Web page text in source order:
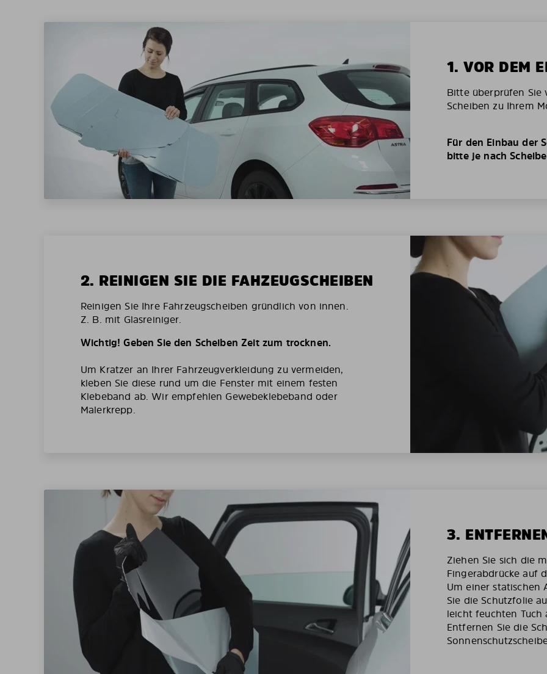
1. VOR DEM
Bitte überprüfen
Scheiben zu Ihrem
Für den Einbau der
bitte je nach
2. REINIGEN SIE DIE FAHZEUGSCHEIBEN
Reinigen Sie Ihre Fahrzeugscheiben gründlich von innen.
Z. B. mit Glasreiniger.
Wichtig! Geben Sie den Scheiben Zeit zum trocknen.
Um Kratzer an Ihrer Fahrzeugverkleidung zu vermeiden,
kleben Sie diese rund um die Fenster mit einem festen
Klebeband ab. Wir empfehlen Gewebeklebeband oder
Malerkrepp.
3.
Ziehen Sie sich die
Fingerabdrücke auf
Um einer statischen
Sie die Schutzfolie
leicht feuchten Tuch
Entfernen Sie die